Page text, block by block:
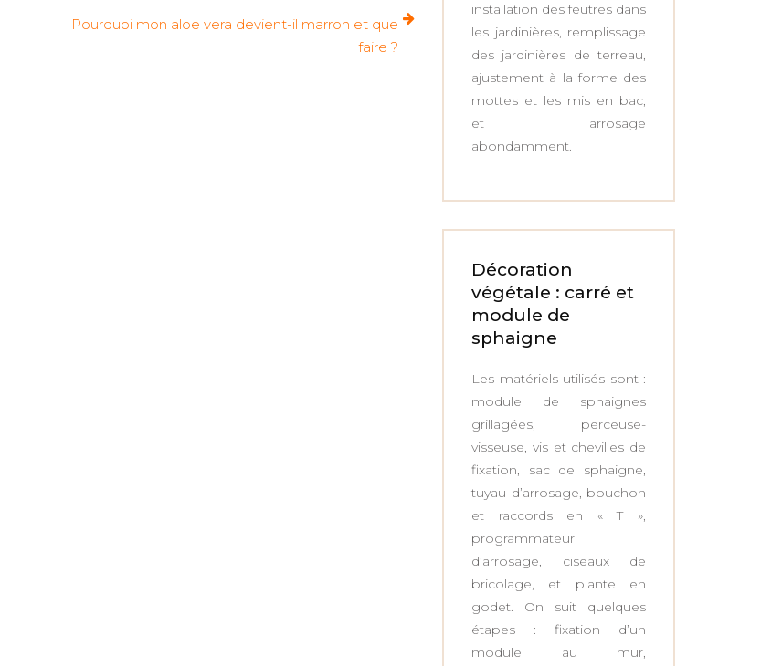
Pourquoi mon aloe vera devient-il marron et que
faire ?
installation des feutres dans
les jardinières, remplissage
des jardinières de terreau,
ajustement à la forme des
mottes et les mis en bac,
et arrosage
abondamment.
Décoration
végétale : carré et
module de
sphaigne
Les matériels utilisés sont :
module de sphaignes
grillagées, perceuse-
visseuse, vis et chevilles de
fixation, sac de sphaigne,
tuyau d’arrosage, bouchon
et raccords en « T »,
programmateur
d’arrosage, ciseaux de
bricolage, et plante en
godet. On suit quelques
étapes : fixation d’un
module au mur,